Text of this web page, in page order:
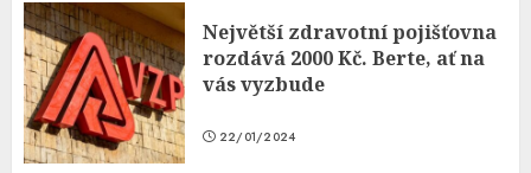
Největší zdravotní pojišťovna
rozdává 2000 Kč. Berte, ať na
vás vyzbude
22/01/2024